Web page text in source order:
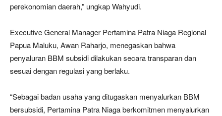
perekonomian daerah,” ungkap Wahyudi.
Executive General Manager Pertamina Patra Niaga Regional
Papua Maluku, Awan Raharjo, menegaskan bahwa
penyaluran BBM subsidi dilakukan secara transparan dan
sesuai dengan regulasi yang berlaku.
“Sebagai badan usaha yang ditugaskan menyalurkan BBM
bersubsidi, Pertamina Patra Niaga berkomitmen menyalurkan